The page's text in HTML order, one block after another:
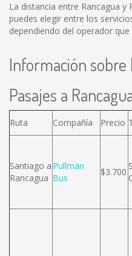
La distancia entre Rancagua y
puedes elegir entre los
dependiendo del operador que
Información sobre
Pasajes a
Ruta Compañía Precio
Santiago a
Rancagua
Pullman
Bus
$3.700